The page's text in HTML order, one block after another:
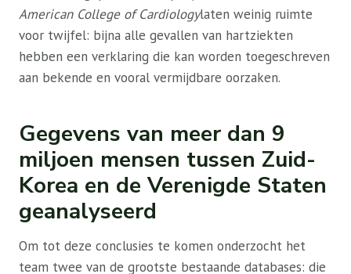
American College of Cardiologylaten weinig ruimte
voor twijfel: bijna alle gevallen van hartziekten
hebben een verklaring die kan worden toegeschreven
aan bekende en vooral vermijdbare oorzaken.
Gegevens van meer dan 9
miljoen mensen tussen Zuid-
Korea en de Verenigde Staten
geanalyseerd
Om tot deze conclusies te komen onderzocht het
team twee van de grootste bestaande databases: die